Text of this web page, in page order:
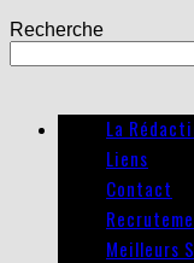
Recherche
La
Liens
Contact
Meilleurs